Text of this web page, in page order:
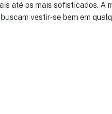
até os mais sofisticados.
vestir-se bem em